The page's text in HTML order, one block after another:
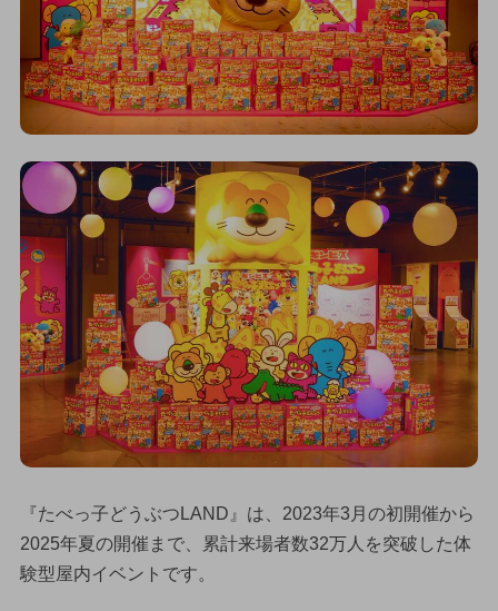
『たべっ子どうぶつLAND』は、2023年3月の初開催から
2025年夏の開催まで、累計来場者数32万人を突破した体
験型屋内イベントです。